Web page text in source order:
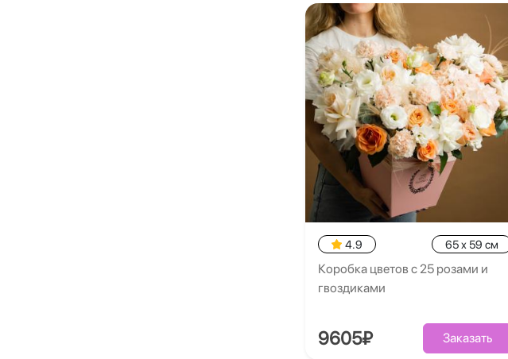
4.9 65 x 59 см
Коробка цветов с 25 розами и
гвоздиками
9605₽ Заказать